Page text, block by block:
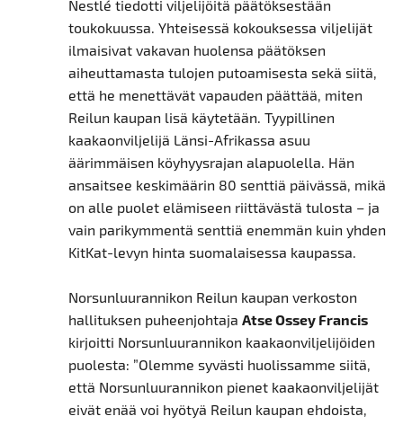
Nestlé tiedotti viljelijöitä päätöksestään
toukokuussa. Yhteisessä kokouksessa viljelijät
ilmaisivat vakavan huolensa päätöksen
aiheuttamasta tulojen putoamisesta sekä siitä,
että he menettävät vapauden päättää, miten
Reilun kaupan lisä käytetään. Tyypillinen
kaakaonviljelijä Länsi-Afrikassa asuu
äärimmäisen köyhyysrajan alapuolella. Hän
ansaitsee keskimäärin 80 senttiä päivässä, mikä
on alle puolet elämiseen riittävästä tulosta – ja
vain parikymmentä senttiä enemmän kuin yhden
KitKat-levyn hinta suomalaisessa kaupassa.
Norsunluurannikon Reilun kaupan verkoston
hallituksen puheenjohtaja Atse Ossey Francis
kirjoitti Norsunluurannikon kaakaonviljelijöiden
puolesta: ”Olemme syvästi huolissamme siitä,
että Norsunluurannikon pienet kaakaonviljelijät
eivät enää voi hyötyä Reilun kaupan ehdoista,